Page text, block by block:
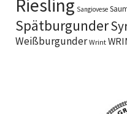
Riesling Sangiovese
Spätburgunder
Weißburgunder Wrint